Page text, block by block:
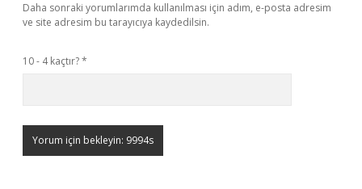
Daha sonraki yorumlarımda kullanılması için adım, e-posta adresim
ve site adresim bu tarayıcıya kaydedilsin.
10 - 4 kaçtır?*